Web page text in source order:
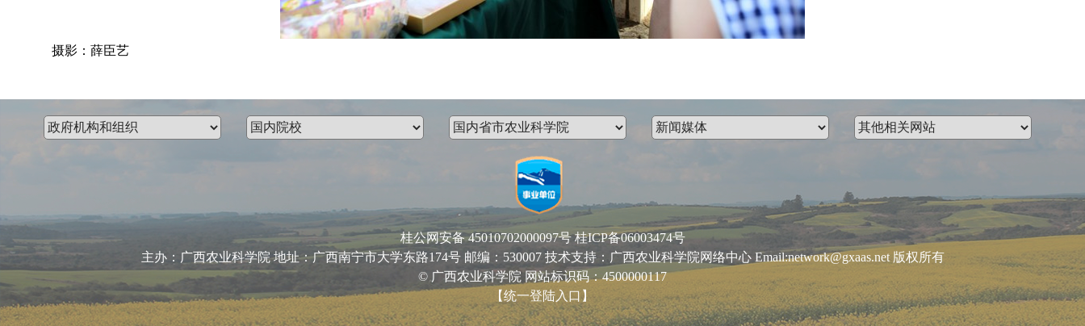
摄影：薛臣艺
桂公网安备 45010702000097号 桂ICP备06003474号
主办：广西农业科学院 地址：广西南宁市大学东路174号 邮编：530007 技术支持：广西农业科学院网络中心 Email:network@gxaas.net 版权所有
© 广西农业科学院 网站标识码：4500000117
【统一登陆入口】